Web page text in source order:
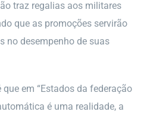
traz regalias aos militares
que as promoções servirão
no desempenho de suas
em “Estados da federação
é uma realidade, a